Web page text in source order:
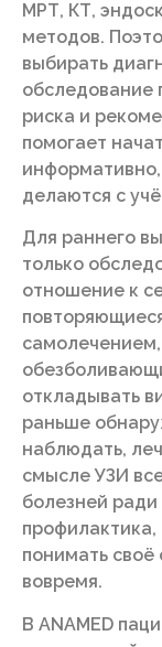
МРТ, КТ,
методов.
выбирать
обследование
риска и
помогает
делаются с
Для раннего
только
отношение к
откладывать
раньше
наблюдать,
смысле УЗИ
болезней ради
профилактика,
понимать
вовремя.
В ANAMED